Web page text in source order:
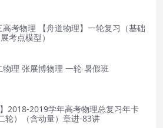
高考物理 【舟道物理】一轮复习（基础
考点模型）
物理 张展博物理 一轮 暑假班
】2018-2019学年高考物理总复习年卡
轮）（含动量）章进-83讲